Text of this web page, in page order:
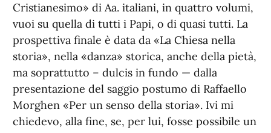
Cristianesimo» di Aa. italiani, in quattro volumi,
vuoi su quella di tutti i Papi, o di quasi tutti. La
prospettiva finale è data da «La Chiesa nella
storia», nella «danza» storica, anche della pietà,
ma soprattutto – dulcis in fundo — dalla
presentazione del saggio postumo di Raffaello
Morghen «Per un senso della storia». Ivi mi
chiedevo, alla fine, se, per lui, fosse possibile un